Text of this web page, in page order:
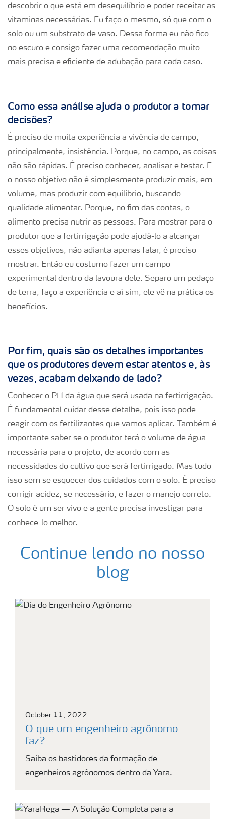
descobrir o que está em desequilíbrio e poder receitar as
vitaminas necessárias. Eu faço o mesmo, só que com o
solo ou um substrato de vaso. Dessa forma eu não fico
no escuro e consigo fazer uma recomendação muito
mais precisa e eficiente de adubação para cada caso.
Como essa análise ajuda o produtor a tomar
decisões?
É preciso de muita experiência a vivência de campo,
principalmente, insistência. Porque, no campo, as coisas
não são rápidas. É preciso conhecer, analisar e testar. E
o nosso objetivo não é simplesmente produzir mais, em
volume, mas produzir com equilíbrio, buscando
qualidade alimentar. Porque, no fim das contas, o
alimento precisa nutrir as pessoas. Para mostrar para o
produtor que a fertirrigação pode ajudá-lo a alcançar
esses objetivos, não adianta apenas falar, é preciso
mostrar. Então eu costumo fazer um campo
experimental dentro da lavoura dele. Separo um pedaço
de terra, faço a experiência e aí sim, ele vê na prática os
benefícios.
Por fim, quais são os detalhes importantes
que os produtores devem estar atentos e, às
vezes, acabam deixando de lado?
Conhecer o PH da água que será usada na fertirrigação.
É fundamental cuidar desse detalhe, pois isso pode
reagir com os fertilizantes que vamos aplicar. Também é
importante saber se o produtor terá o volume de água
necessária para o projeto, de acordo com as
necessidades do cultivo que será fertirrigado. Mas tudo
isso sem se esquecer dos cuidados com o solo. É preciso
corrigir acidez, se necessário, e fazer o manejo correto.
O solo é um ser vivo e a gente precisa investigar para
conhece-lo melhor.
Continue lendo no nosso
blog
October 11, 2022
O que um engenheiro agrônomo
faz?
Saiba os bastidores da formação de
engenheiros agrônomos dentro da Yara.